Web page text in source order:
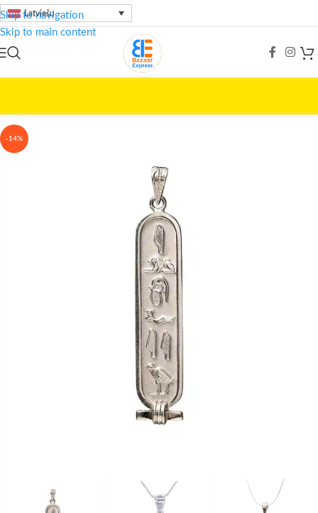
Skip to navigation
Skip to main content
Latviešu
-14%